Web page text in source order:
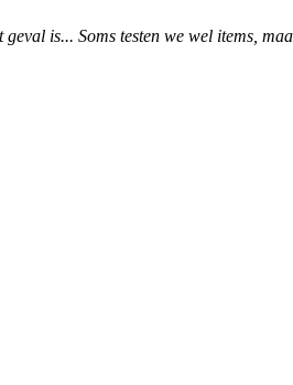
is... Soms testen we wel items,